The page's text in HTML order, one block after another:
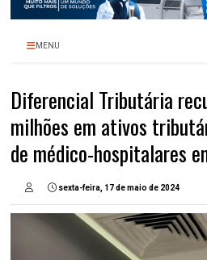
MENU
Diferencial Tributária
milhões em ativos
de médico-hospitalares
sexta-feira, 17 de maio de 2024